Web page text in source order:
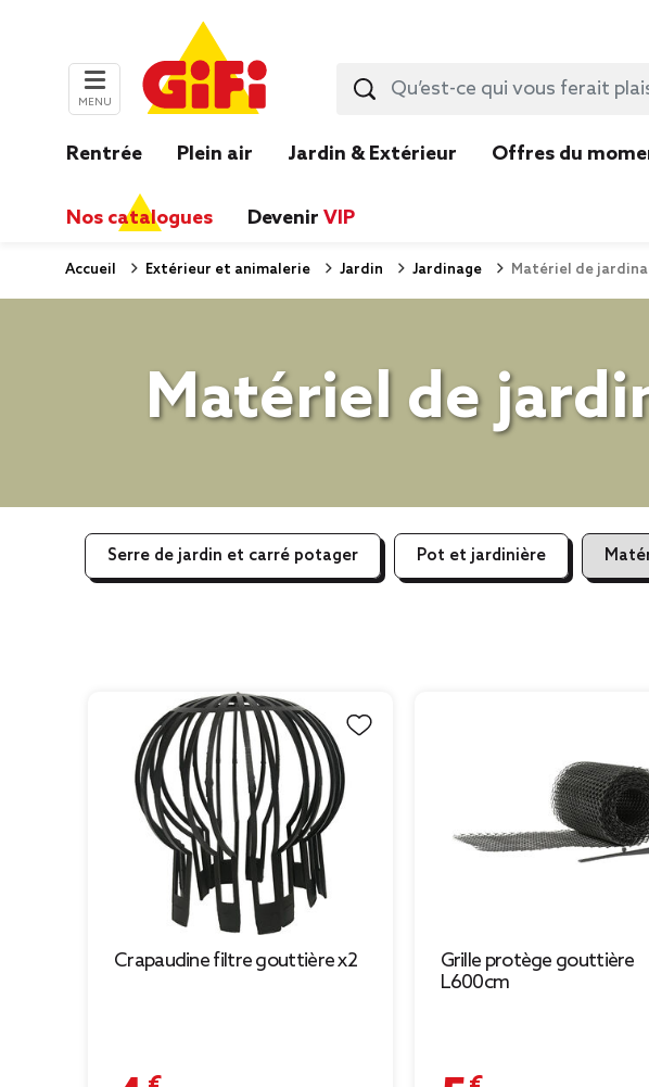
MENU
Rentrée Plein air Jardin & Extérieur Offres du
Nos catalogues Devenir VIP
Accueil Extérieur et animalerie Jardin Jardinage Matériel de
Matériel de
Serre de jardin et carré potager Pot et jardinière
Crapaudine filtre gouttière x2
4,99 €
Grille protège gouttière
L600cm
5,79 €